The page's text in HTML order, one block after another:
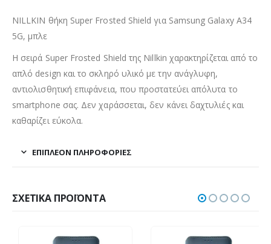
NILLKIN θήκη Super Frosted Shield για Samsung Galaxy A34
5G, μπλε
Η σειρά Super Frosted Shield της Nillkin χαρακτηρίζεται από το
απλό design και το σκληρό υλικό με την ανάγλυφη,
αντιολισθητική επιφάνεια, που προστατεύει απόλυτα το
smartphone σας. Δεν χαράσσεται, δεν κάνει δαχτυλιές και
καθαρίζει εύκολα.
ΕΠΙΠΛΈΟΝ ΠΛΗΡΟΦΟΡΊΕΣ
ΣΧΕΤΙΚΆ ΠΡΟΪΌΝΤΑ